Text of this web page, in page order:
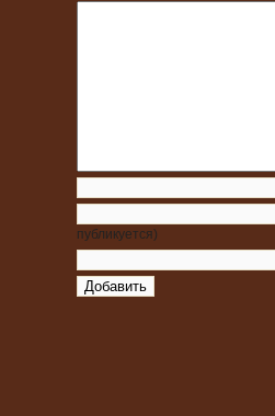
публикуется)